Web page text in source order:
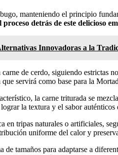
manteniendo el principio
detrás de este delicioso
Innovadoras a la
de cerdo, siguiendo estrictas
servirá como base para la
la carne triturada se
la textura y el sabor
en tripas naturales o artificiales,
uniforme del calor y
tamaños para adaptarse a